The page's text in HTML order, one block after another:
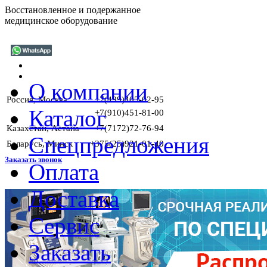
Восстановленное и подержанное
медицинское оборудование
Россия, Москва
+7(499)405-02-95
+7(910)451-81-00
Казахстан, Астана
+7(7172)72-76-94
Беларусь, Минск
+375(25)921-01-40
Заказать звонок
О компании
Каталог
Спецпредложения
Оплата
Доставка
Сервис
Заказать